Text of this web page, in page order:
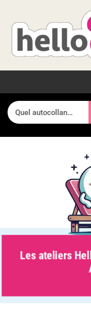
Les ateliers